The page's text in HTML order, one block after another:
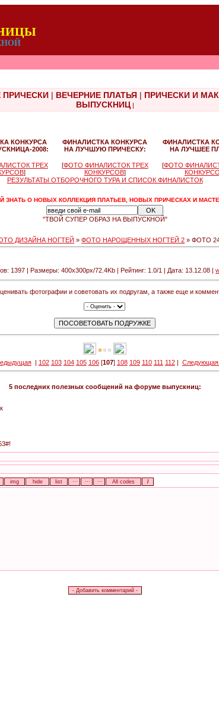
ПРИЧЕСКИ| ВЕЧЕРНИЕ ПЛАТЬЯ| ПРИЧЕСКИ И
ВЫПУСКНИЦ |
КОНКУРСА
2008:
ТРЕХ
]
ФИНАЛИСТКА КОНКУРСА
НА ЛУЧШУЮ ПРИЧЕСКУ:
[ФОТО ФИНАЛИСТОК ТРЕХ
КОНКУРСОВ]
ФИНАЛИСТКА
НА ЛУЧШЕЕ
[ФОТО
РЕЗУЛЬТАТЫ ОТБОРОЧНОГО ТУРА И СПИСОК ФИНАЛИСТОК
ЗНАТЬ О НОВЫХ КОЛЛЕКЦИЯ ПЛАТЬЕВ, НОВЫХ ПРИЧЕСКАХ И
"ТВОЙ СУПЕР ОБРАЗ НА ВЫПУСКНОЙ"
ДИЗАЙНА НОГТЕЙ »ФОТО НАРОЩЕННЫХ НОГТЕЙ 2 » ФОТО
1397 | Размеры: 400x300px/72.4Kb | Рейтинг: 1.0/1 | Дата: 13.12.08 |
фотографии и советовать их подругам, а также еще и
| 102 103 104 105 106[107] 108 109 110 111 112| Следующая
5 последних полезных сообщений на форуме выпускниц: